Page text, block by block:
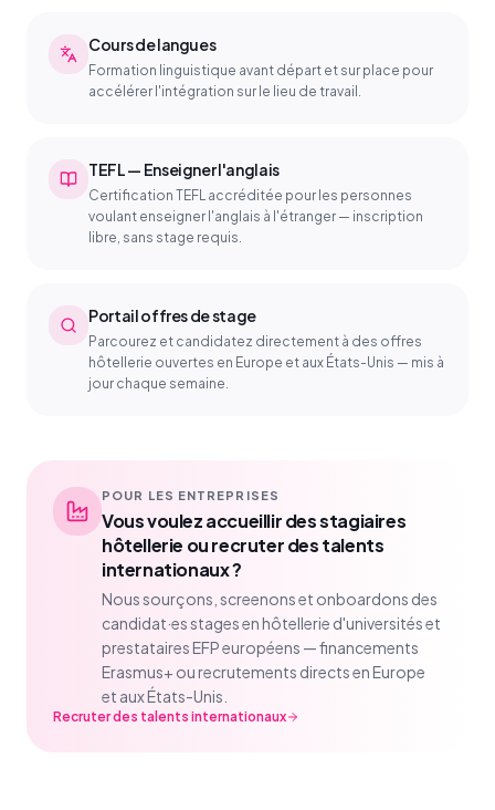
Cours de langues
Formation linguistique avant départ et sur place pour
accélérer l'intégration sur le lieu de travail.
TEFL — Enseigner l'anglais
Certification TEFL accréditée pour les personnes
voulant enseigner l'anglais à l'étranger — inscription
libre, sans stage requis.
Portail offres de stage
Parcourez et candidatez directement à des offres
hôtellerie ouvertes en Europe et aux États-Unis — mis à
jour chaque semaine.
POUR LES ENTREPRISES
Vous voulez accueillir des stagiaires
hôtellerie ou recruter des talents
internationaux ?
Nous sourçons, screenons et onboardons des
candidat·es stages en hôtellerie d'universités et
prestataires EFP européens — financements
Erasmus+ ou recrutements directs en Europe
et aux États-Unis.
Recruter des talents internationaux